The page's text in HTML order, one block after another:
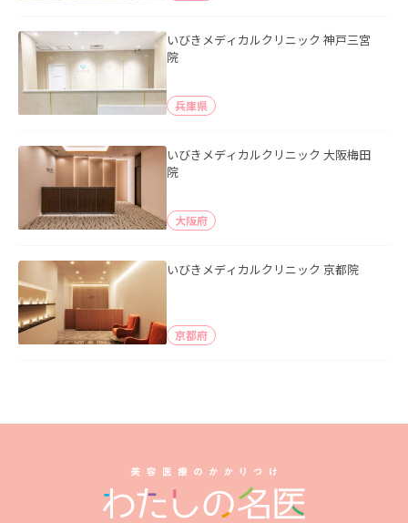
いびきメディカルクリニック 神戸三宮
院
兵庫県
いびきメディカルクリニック 大阪梅田
院
大阪府
いびきメディカルクリニック 京都院
京都府